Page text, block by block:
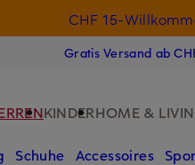
CHF 15-
Gratis Versand ab
KINDERHOME &
Schuhe Accessoires